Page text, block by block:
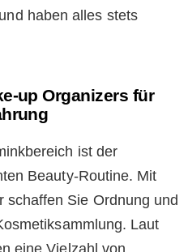
und haben alles stets
up Organizers für
ist der
Beauty-Routine. Mit
schaffen Sie Ordnung und
Laut
eine Vielzahl von